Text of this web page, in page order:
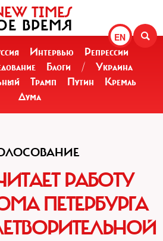
EN
TIMES
ВРЕМЯ
Интервью
Репрессии
Блоги /
Украина
Трамп Путин
Кремль
Дума
РАБОТУ
ПЕТЕРБУРГА